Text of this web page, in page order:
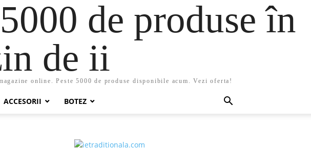
de produse în
de ii
online. Peste 5000 de produse disponibile acum. Vezi oferta!
ACCESORII BOTEZ